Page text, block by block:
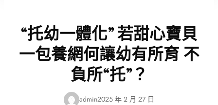
“托幼一體化” 若甜心寶貝
一包養網何讓幼有所育 不
負所“托”？
admin2025 年 2 月 27 日